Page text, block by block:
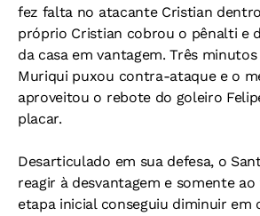
fez falta no atacante Cristian
próprio Cristian cobrou o pênalti e
da casa em vantagem. Três
Muriqui puxou contra-ataque e o
aproveitou o rebote do goleiro
placar.
Desarticulado em sua defesa, o
reagir à desvantagem e somente
etapa inicial conseguiu diminuir em